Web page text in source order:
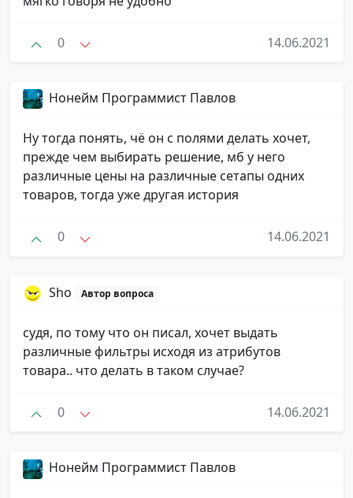
0 14.06.2021
Нонейм Программист Павлов
Ну тогда понять, чё он с полями делать хочет,
прежде чем выбирать решение, мб у него
различные цены на различные сетапы одних
товаров, тогда уже другая история
0 14.06.2021
Sho Автор вопроса
судя, по тому что он писал, хочет выдать
различные фильтры исходя из атрибутов
товара.. что делать в таком случае?
0 14.06.2021
Нонейм Программист Павлов